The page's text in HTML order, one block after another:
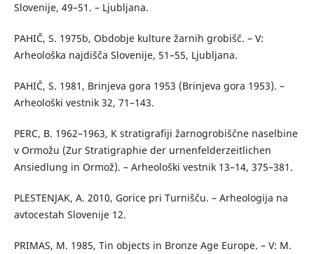
Slovenije, 49–51. – Ljubljana.
PAHIČ, S. 1975b, Obdobje kulture žarnih grobišč. – V:
Arheološka najdišča Slovenije, 51–55, Ljubljana.
PAHIČ, S. 1981, Brinjeva gora 1953 (Brinjeva gora 1953). –
Arheološki vestnik 32, 71–143.
PERC, B. 1962–1963, K stratigrafiji žarnogrobiščne naselbine
v Ormožu (Zur Stratigraphie der urnenfelderzeitlichen
Ansiedlung in Ormož). – Arheološki vestnik 13–14, 375–381.
PLESTENJAK, A. 2010, Gorice pri Turnišču. – Arheologija na
avtocestah Slovenije 12.
PRIMAS, M. 1985, Tin objects in Bronze Age Europe. – V: M.